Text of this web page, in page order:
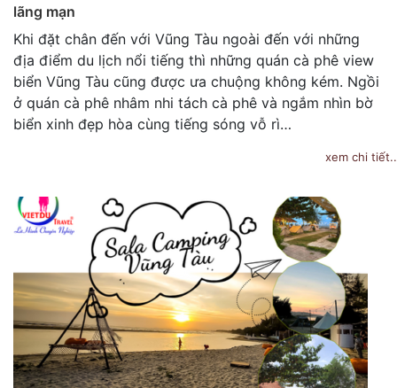
lãng mạn
Khi đặt chân đến với Vũng Tàu ngoài đến với những
địa điểm du lịch nổi tiếng thì những quán cà phê view
biển Vũng Tàu cũng được ưa chuộng không kém. Ngồi
ở quán cà phê nhâm nhi tách cà phê và ngắm nhìn bờ
biển xinh đẹp hòa cùng tiếng sóng vỗ rì…
xem chi tiết..